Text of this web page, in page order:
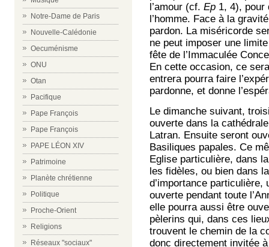
Notre-Dame de Paris
Nouvelle-Calédonie
Oecuménisme
ONU
Otan
Pacifique
Pape François
Pape François
PAPE LÉON XIV
Patrimoine
Planète chrétienne
Politique
Proche-Orient
Religions
Réseaux "sociaux"
l’amour (cf. Ep 1, 4), pour
l’homme. Face à la
pardon. La miséricorde
ne peut imposer une
fête de l’Immaculée
En cette occasion, ce
entrera pourra faire
pardonne, et donne
Le dimanche suivant,
ouverte dans la
Latran. Ensuite seront
Basiliques papales. Ce
Eglise particulière, dans
les fidèles, ou bien dans
d’importance particulière,
ouverte pendant toute
elle pourra aussi être
pèlerins qui, dans ces
trouvent le chemin de la
donc directement invitée